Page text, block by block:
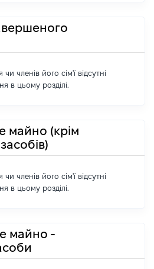
членів його сім'ї відсутні
в цьому розділі.
майно (крім
членів його сім'ї відсутні
в цьому розділі.
майно -